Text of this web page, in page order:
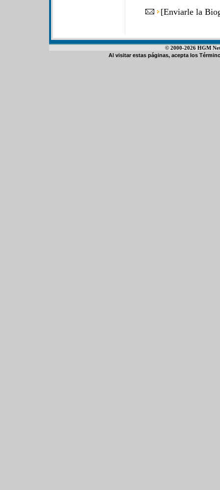
[Enviarle la
© 2000-2026 HGM
Al visitar estas páginas, acepta los